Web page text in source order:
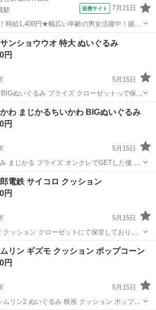
駅
提携サイト 7月21日
時給1,400円★幅広い年齢の男女活躍中！嬉し
300円～食堂利用可★便利な日払い制度あ
田市》 人気の工場のお仕事 ◇計
測器の機械加工業務◇ ...
摩境駅 その他
ンショウウオ 特大 ぬいぐるみ
円
5月15日
本駅 オオサンショウウオ
わ まじかるちいかわ BIGぬいぐるみ
円
5月15日
イズ オンクレでGETした後 未
ました
本駅 おもちゃ ちい
電鉄 サイコロ クッション
円
5月15日
トにて保管しておりま
本駅 おもちゃ
リン ギズモ クッション ポップコーン
円
5月15日
リン2 ぬいぐるみ 映画 クッション ポップコ